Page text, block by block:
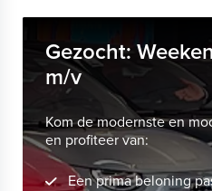
Gezocht:
m/v
Kom de modernste en
en profiteer van:
Een prima beloning